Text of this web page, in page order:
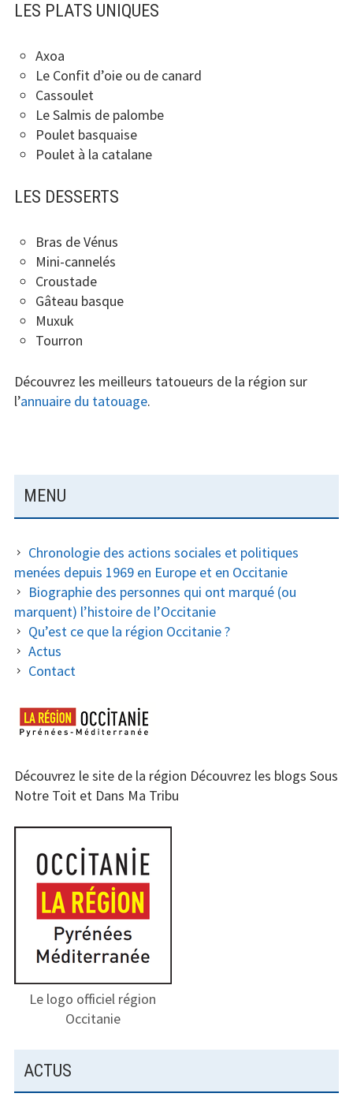
LES PLATS UNIQUES
Axoa
Le Confit d’oie ou de canard
Cassoulet
Le Salmis de palombe
Poulet basquaise
Poulet à la catalane
LES DESSERTS
Bras de Vénus
Mini-cannelés
Croustade
Gâteau basque
Muxuk
Tourron
Découvrez les meilleurs tatoueurs de la région sur
l’annuaire du tatouage.
A
R
E
L
A
T
É
R
L
P
L
MENU
Chronologie des actions sociales et politiques
menées depuis 1969 en Europe et en Occitanie
Biographie des personnes qui ont marqué (ou
marquent) l’histoire de l’Occitanie
Qu’est ce que la région Occitanie ?
Actus
Contact
Découvrez le site de la région Découvrez les blogs Sous
Notre Toitet Dans Ma Tribu
Le logo officiel région
Occitanie
ACTUS